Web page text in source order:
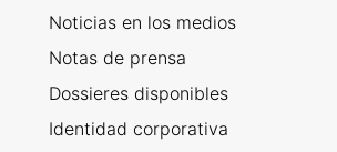
Noticias en los medios
Notas de prensa
Dossieres disponibles
Identidad corporativa